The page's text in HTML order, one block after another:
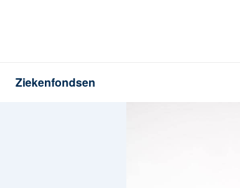
Ziekenfondsen